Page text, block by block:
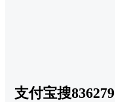
支付宝搜